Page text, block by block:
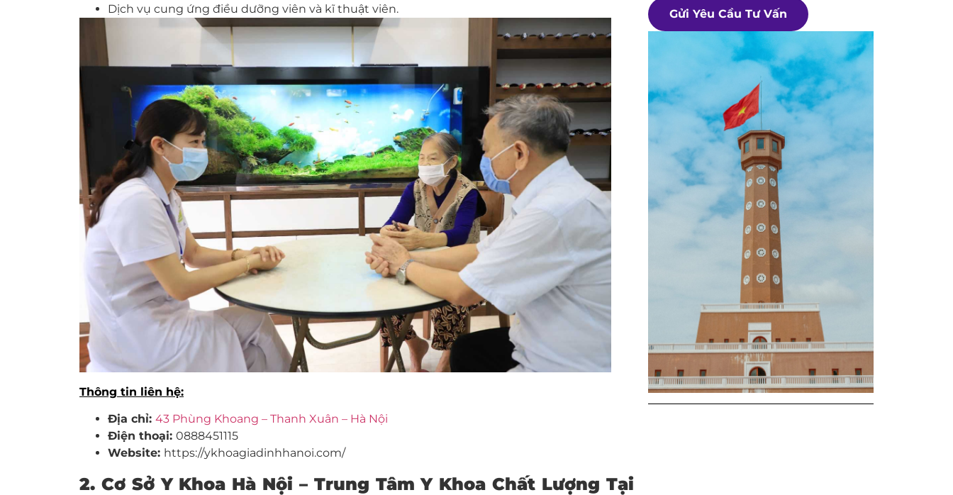
Dịch vụ cung ứng điều dưỡng viên và kĩ thuật viên.
Thông tin liên hệ:
Địa chỉ: 43 Phùng Khoang – Thanh Xuân – Hà Nội
Điện thoại: 0888451115
Website: https://ykhoagiadinhhanoi.com/
2. Cơ Sở Y Khoa Hà Nội – Trung Tâm Y Khoa Chất Lượng Tại
Gửi Yêu Cầu Tư Vấn